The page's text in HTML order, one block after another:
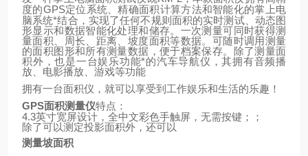
度的GPS定位系统、精确面积计算方法和智能化的掌上电
脑系统*结合，实现了任何不规则面积的实时测试、动态图
形显示和数据智能化处理和储存。一次测量可同时获得测
量面积、周长、距离、坡度面积等数据。可随时调用测量
的面积图形和所有测量数据，便于档案保存。除了测量面
积外，也是一台娱乐功能*的汽车导航仪，其拥有音频播
放、电影播放、游戏等功能
拥有一台面积仪，就可以享受到工作娱乐和生活的乐趣！
GPS面积测量仪特点：
4.3英寸宽屏设计，全中文彩色手触屏，无需按键；；
除了可以测定投影面积外，还可以
测量坡面积